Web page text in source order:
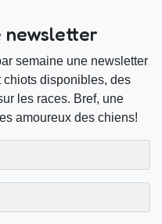
newsletter
semaine une newsletter
disponibles, des
les races. Bref, une
amoureux des chiens!